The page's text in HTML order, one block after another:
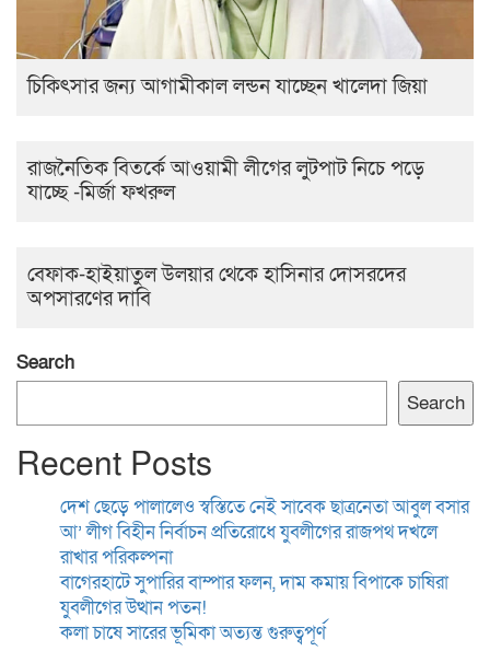
চিকিৎসার জন্য আগামীকাল লন্ডন যাচ্ছেন খালেদা জিয়া
রাজনৈতিক বিতর্কে আওয়ামী লীগের লুটপাট নিচে পড়ে
যাচ্ছে -মির্জা ফখরুল
বেফাক-হাইয়াতুল উলয়ার থেকে হাসিনার দোসরদের
অপসারণের দাবি
Search
Search
Recent Posts
দেশ ছেড়ে পালালেও স্বস্তিতে নেই সাবেক ছাত্রনেতা আবুল বসার
আ’ লীগ বিহীন নির্বাচন প্রতিরোধে যুবলীগের রাজপথ দখলে
রাখার পরিকল্পনা
বাগেরহাটে সুপারির বাম্পার ফলন, দাম কমায় বিপাকে চাষিরা
যুবলীগের উত্থান পতন!
কলা চাষে সারের ভূমিকা অত্যন্ত গুরুত্বপূর্ণ